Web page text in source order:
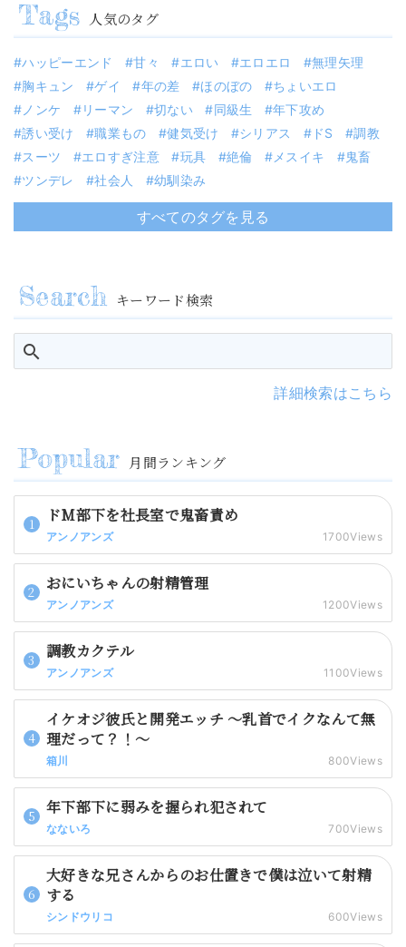
人気のタグ
ハッピーエンド 甘々 エロい エロエロ
無理矢理
胸キュン
ゲイ 年の差 ほのぼの
ちょいエロ
ノンケ
リーマン 切ない 同級生
年下攻め
誘い受け
職業もの 健気受け シリアス ドS
調教
スーツ
エロすぎ注意 玩具 絶倫 メスイキ
鬼畜
ツンデレ
社会人 幼馴染み
すべてのタグを見る
キーワード検索
詳細検索はこちら
月間ランキング
ドM部下を社長室で鬼畜責め
アンノアンズ 1700Views
おにいちゃんの射精管理
アンノアンズ 1200Views
調教カクテル
アンノアンズ 1100Views
イケオジ彼氏と開発エッチ 〜乳首でイクなんて無
理だって？！〜
箱川 800Views
年下部下に弱みを握られ犯されて
なないろ 700Views
大好きな兄さんからのお仕置きで僕は泣いて射精
する
シンドウリコ 600Views